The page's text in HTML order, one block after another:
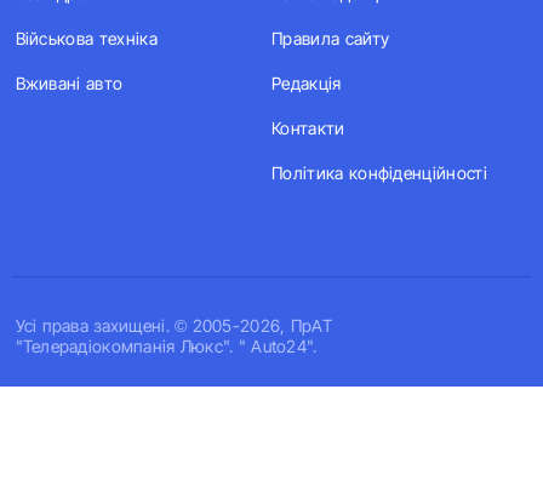
Усi права захищенi. © 2005-2026, ПрАТ
"Телерадіокомпанія Люкс". " Auto24".
Військова техніка
Вживані авто
Правила сайту
Редакція
Контакти
Політика конфіденційності